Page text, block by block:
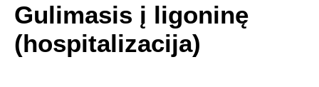
Gulimasis į ligoninę
(hospitalizacija)